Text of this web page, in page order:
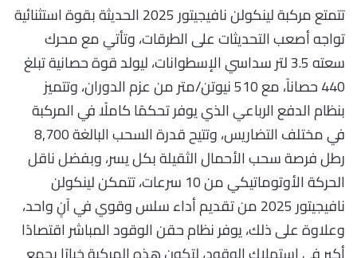
تتمتع مركبة لينكولن نافيجيتور 2025 الحديثة بقوة استثنائية
تواجه أصعب التحديثات على الطرقات، وتأتي مع محرك
سعته 3.5 لتر سداسي الإسطوانات، ليولد قوة حصانية تبلغ
440 حصاناً، مع 510 نيوتن/متر من عزم الدوران، وتتميز
بنظام الدفع الرباعي الذي يوفر تحكمًا كاملًا في المركبة
في مختلف التضاريس، وتتيح قدرة السحب البالغة 8,700
رطل فرصة سحب الأحمال الثقيلة بكل يسر، وبفضل ناقل
الحركة الأوتوماتيكي من 10 سرعات، تتمكن لينكولن
نافيجيتور 2025 من تقديم أداء سلس وقوي في آنٍ واحد،
وعلاوة على ذلك، يوفر نظام حقن الوقود المباشر اقتصادًا